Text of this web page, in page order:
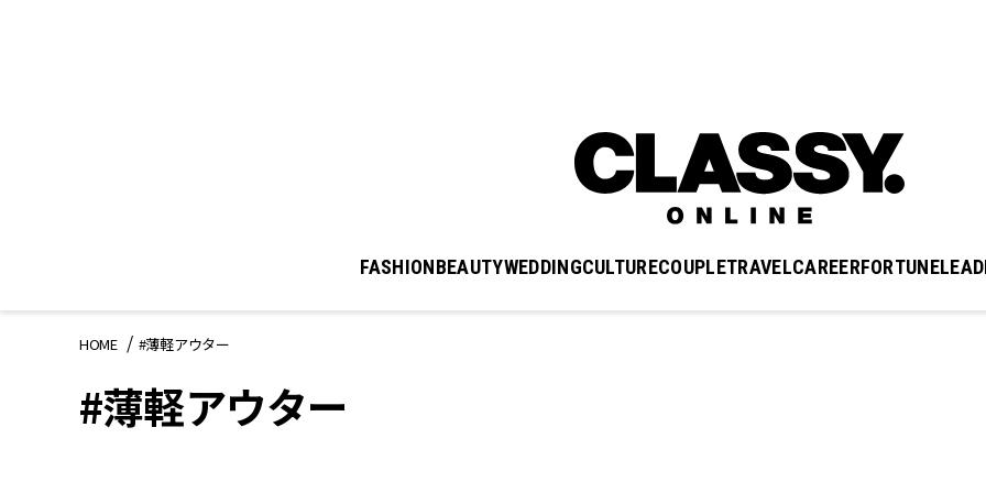
FASHIONBEAUTYWEDDINGCULTURECOUPLETRAVELCAREERFORTUNE
HOME #薄軽アウター
#薄軽アウター